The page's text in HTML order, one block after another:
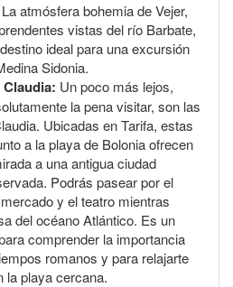
atmósfera bohemia de Vejer,
vistas del río Barbate,
ideal para una excursión
Sidonia.
Un poco más lejos,
la pena visitar, son las
Ubicadas en Tarifa, estas
a la playa de Bolonia ofrecen
a una antigua ciudad
Podrás pasear por el
y el teatro mientras
del océano Atlántico. Es un
comprender la importancia
romanos y para relajarte
la playa cercana.